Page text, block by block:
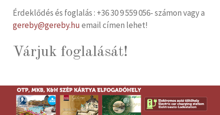
Érdeklődés és foglalás : +36 30 9 559 056- számon vagy a
gereby@gereby.huemail címen lehet!
Várjuk foglalását!